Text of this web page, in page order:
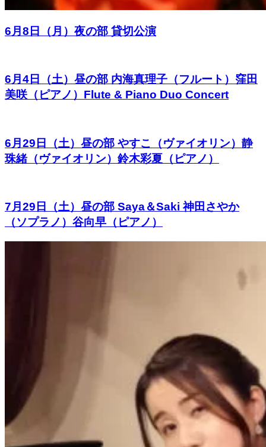
6月8日（月）夜の部 貸切公演
6月4日（土）昼の部 内海真理子（フルート）窪田
美咲（ピアノ）Flute & Piano Duo Concert
6月29日（土）昼の部 やすこ（ヴァイオリン）静
珠緒（ヴァイオリン）鈴木彩夏（ピアノ）
7月29日（土）昼の部 Saya＆Saki 神田さやか
（ソプラノ）谷向早（ピアノ）